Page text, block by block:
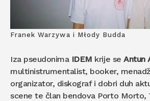
Franek Warzywa i Młody Budda
Iza pseudonima IDEM krije seAntun
multinistrumentalist, booker,
organizator, diskograf i dobri duh
scene te član bendova Porto Morto,